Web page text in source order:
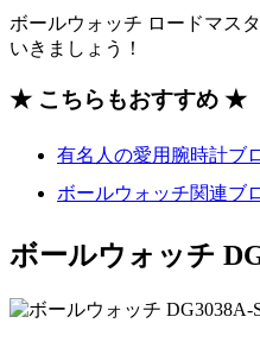
ボールウォッチ ロードマス
いきましょう！
★ こちらもおすすめ ★
有名人の愛用腕時計ブ
ボールウォッチ関連ブ
ボールウォッチ